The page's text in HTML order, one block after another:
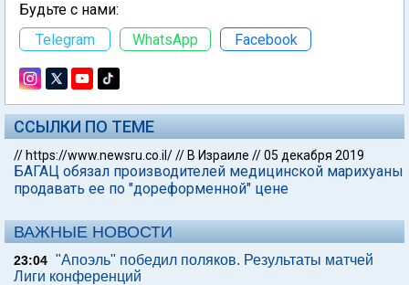
Будьте с нами:
Telegram
WhatsApp Facebook
ССЫЛКИ ПО ТЕМЕ
// https://www.newsru.co.il/// В Израиле //05 декабря 2019
БАГАЦ обязал производителей медицинской марихуаны
продавать ее по "дореформенной" цене
ВАЖНЫЕ НОВОСТИ
23:04 "Апоэль" победил поляков. Результаты матчей
Лиги конференций